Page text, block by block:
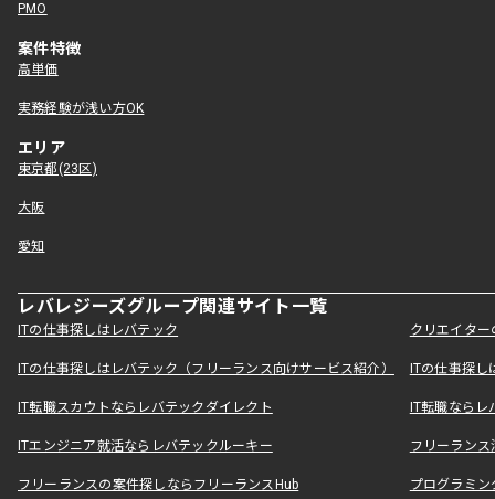
PMO
案件特徴
高単価
実務経験が浅い方OK
エリア
東京都(23区)
大阪
愛知
レバレジーズグループ関連サイト一覧
ITの仕事探しはレバテック クリエイタ
ITの仕事探しはレバテック（フリーランス向けサービス紹介） ITの仕事探
IT転職スカウトならレバテックダイレクト IT転職なら
ITエンジニア就活ならレバテックルーキー フリーラン
フリーランスの案件探しならフリーランスHub プログラミ